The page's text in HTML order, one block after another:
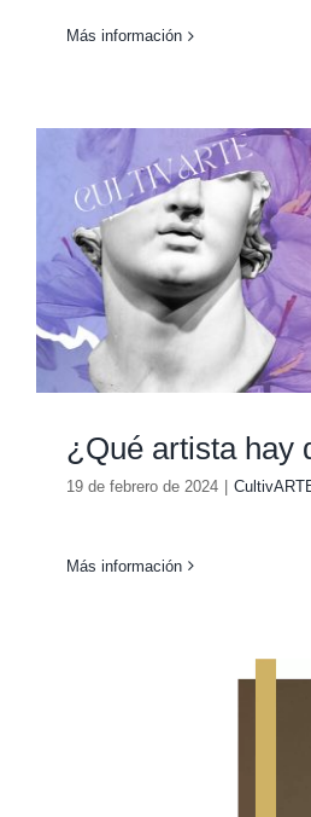
Más información
¿Qué artista hay
19 de febrero de 2024 |
Más información